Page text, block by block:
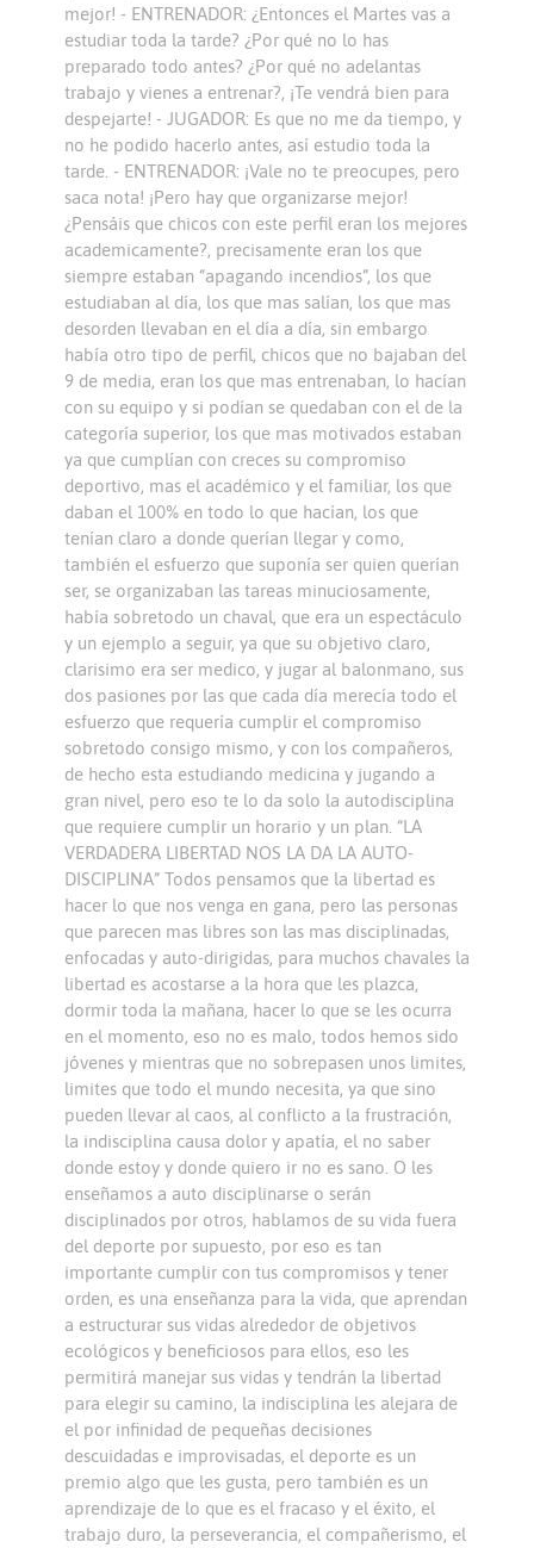
mejor! - ENTRENADOR: ¿Entonces el Martes vas a
estudiar toda la tarde? ¿Por qué no lo has
preparado todo antes? ¿Por qué no adelantas
trabajo y vienes a entrenar?, ¡Te vendrá bien para
despejarte! - JUGADOR: Es que no me da tiempo, y
no he podido hacerlo antes, así estudio toda la
tarde. - ENTRENADOR: ¡Vale no te preocupes, pero
saca nota! ¡Pero hay que organizarse mejor!
¿Pensáis que chicos con este perfil eran los mejores
academicamente?, precisamente eran los que
siempre estaban “apagando incendios”, los que
estudiaban al día, los que mas salían, los que mas
desorden llevaban en el día a día, sin embargo
había otro tipo de perfil, chicos que no bajaban del
9 de media, eran los que mas entrenaban, lo hacían
con su equipo y si podían se quedaban con el de la
categoría superior, los que mas motivados estaban
ya que cumplían con creces su compromiso
deportivo, mas el académico y el familiar, los que
daban el 100% en todo lo que hacían, los que
tenían claro a donde querían llegar y como,
también el esfuerzo que suponía ser quien querían
ser, se organizaban las tareas minuciosamente,
había sobretodo un chaval, que era un espectáculo
y un ejemplo a seguir, ya que su objetivo claro,
clarisimo era ser medico, y jugar al balonmano, sus
dos pasiones por las que cada día merecía todo el
esfuerzo que requería cumplir el compromiso
sobretodo consigo mismo, y con los compañeros,
de hecho esta estudiando medicina y jugando a
gran nivel, pero eso te lo da solo la autodisciplina
que requiere cumplir un horario y un plan. “LA
VERDADERA LIBERTAD NOS LA DA LA AUTO-
DISCIPLINA” Todos pensamos que la libertad es
hacer lo que nos venga en gana, pero las personas
que parecen mas libres son las mas disciplinadas,
enfocadas y auto-dirigidas, para muchos chavales la
libertad es acostarse a la hora que les plazca,
dormir toda la mañana, hacer lo que se les ocurra
en el momento, eso no es malo, todos hemos sido
jóvenes y mientras que no sobrepasen unos limites,
limites que todo el mundo necesita, ya que sino
pueden llevar al caos, al conflicto a la frustración,
la indisciplina causa dolor y apatía, el no saber
donde estoy y donde quiero ir no es sano. O les
enseñamos a auto disciplinarse o serán
disciplinados por otros, hablamos de su vida fuera
del deporte por supuesto, por eso es tan
importante cumplir con tus compromisos y tener
orden, es una enseñanza para la vida, que aprendan
a estructurar sus vidas alrededor de objetivos
ecológicos y beneficiosos para ellos, eso les
permitirá manejar sus vidas y tendrán la libertad
para elegir su camino, la indisciplina les alejara de
el por infinidad de pequeñas decisiones
descuidadas e improvisadas, el deporte es un
premio algo que les gusta, pero también es un
aprendizaje de lo que es el fracaso y el éxito, el
trabajo duro, la perseverancia, el compañerismo, el